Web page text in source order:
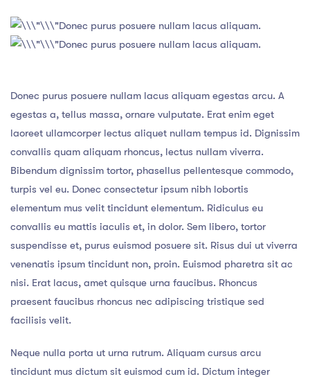
Donec purus posuere nullam lacus aliquam.
Donec purus posuere nullam lacus aliquam.
Donec purus posuere nullam lacus aliquam egestas arcu. A
egestas a, tellus massa, ornare vulputate. Erat enim eget
laoreet ullamcorper lectus aliquet nullam tempus id. Dignissim
convallis quam aliquam rhoncus, lectus nullam viverra.
Bibendum dignissim tortor, phasellus pellentesque commodo,
turpis vel eu. Donec consectetur ipsum nibh lobortis
elementum mus velit tincidunt elementum. Ridiculus eu
convallis eu mattis iaculis et, in dolor. Sem libero, tortor
suspendisse et, purus euismod posuere sit. Risus dui ut viverra
venenatis ipsum tincidunt non, proin. Euismod pharetra sit ac
nisi. Erat lacus, amet quisque urna faucibus. Rhoncus
praesent faucibus rhoncus nec adipiscing tristique sed
facilisis velit.
Neque nulla porta ut urna rutrum. Aliquam cursus arcu
tincidunt mus dictum sit euismod cum id. Dictum integer